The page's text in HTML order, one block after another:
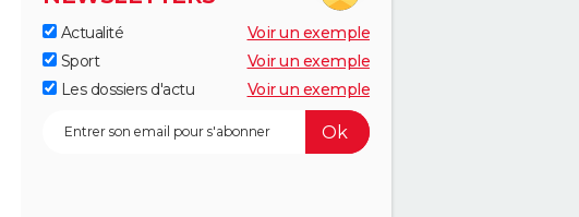
Actualité
Voir un exemple
Sport
Voir un exemple
Les dossiers d'actu
Voir un exemple